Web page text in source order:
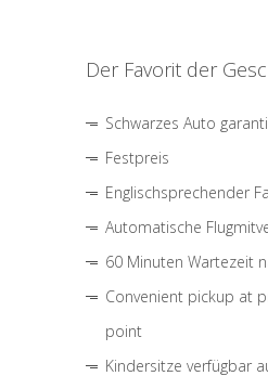
Der Favorit der
Schwarzes Auto
Festpreis
Englischsprechender
Automatische
60 Minuten Wartezeit
Convenient pickup at
point
Kindersitze verfügbar